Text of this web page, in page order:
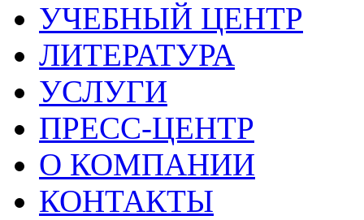
УЧЕБНЫЙ ЦЕНТР
ЛИТЕРАТУРА
УСЛУГИ
ПРЕСС-ЦЕНТР
О КОМПАНИИ
КОНТАКТЫ